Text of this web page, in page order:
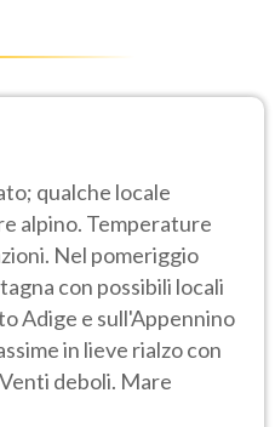
qualche locale
alpino. Temperature
Nel pomeriggio
con possibili locali
Adige e sull'Appennino
in lieve rialzo con
deboli. Mare